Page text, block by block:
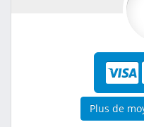
Plus de